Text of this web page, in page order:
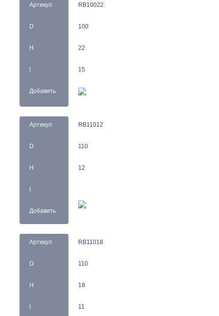
Артикул
D
H
t
Добавить
RB10022
100
22
15
Артикул
D
H
t
Добавить
RB11012
110
12
Артикул
D
H
t
RB11018
110
18
11